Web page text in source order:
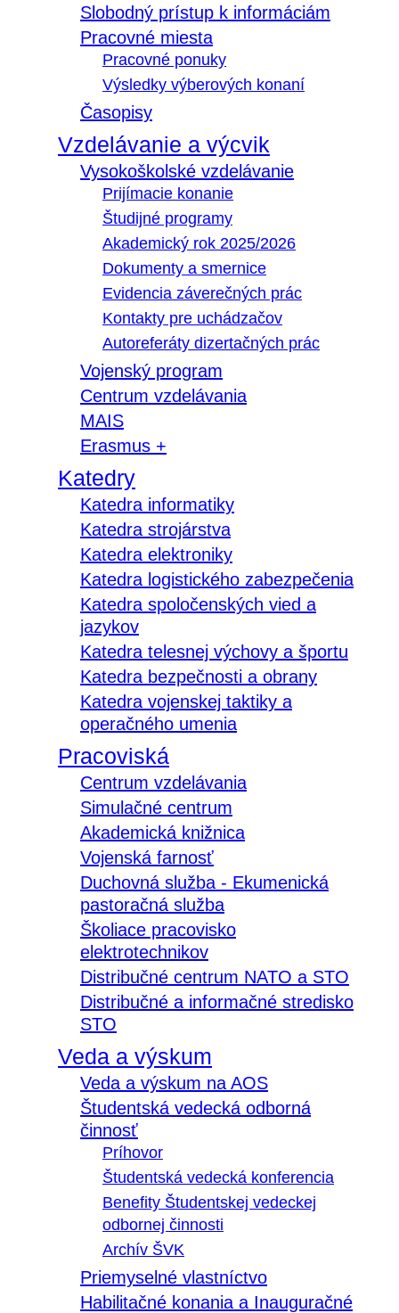
Slobodný prístup k informáciám
Pracovné miesta
Pracovné ponuky
Výsledky výberových konaní
Časopisy
Vzdelávanie a výcvik
Vysokoškolské vzdelávanie
Prijímacie konanie
Študijné programy
Akademický rok 2025/2026
Dokumenty a smernice
Evidencia záverečných prác
Kontakty pre uchádzačov
Autoreferáty dizertačných prác
Vojenský program
Centrum vzdelávania
MAIS
Erasmus +
Katedry
Katedra informatiky
Katedra strojárstva
Katedra elektroniky
Katedra logistického zabezpečenia
Katedra spoločenských vied a
jazykov
Katedra telesnej výchovy a športu
Katedra bezpečnosti a obrany
Katedra vojenskej taktiky a
operačného umenia
Pracoviská
Centrum vzdelávania
Simulačné centrum
Akademická knižnica
Vojenská farnosť
Duchovná služba - Ekumenická
pastoračná služba
Školiace pracovisko
elektrotechnikov
Distribučné centrum NATO a STO
Distribučné a informačné stredisko
STO
Veda a výskum
Veda a výskum na AOS
Študentská vedecká odborná
činnosť
Príhovor
Študentská vedecká konferencia
Benefity Študentskej vedeckej
odbornej činnosti
Archív ŠVK
Priemyselné vlastníctvo
Habilitačné konania a Inauguračné